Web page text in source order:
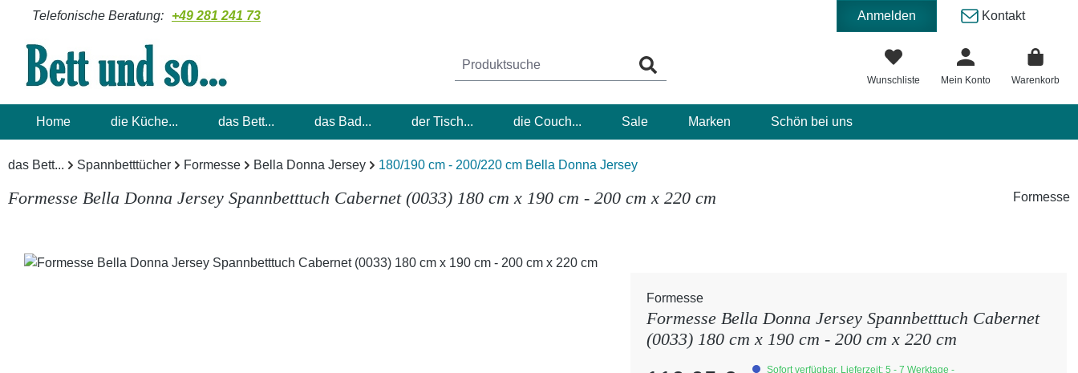
Hauptinhalt springen
Zur Suche springen
Zur Hauptnavigation springen
Telefonische Beratung: +49 281 241 73 Anmelden Kontakt
Wunschliste Mein Konto Warenkorb
Home die Küche... das Bett... das Bad... der Tisch... die Couch... Sale Marken Schön bei uns
das Bett... Spannbetttücher Formesse Bella Donna Jersey 180/190 cm - 200/220 cm Bella Donna Jersey
Formesse Bella Donna Jersey Spannbetttuch Cabernet (0033) 180 cm x 190 cm - 200 cm x 220 cm Formesse
Bildergalerie überspringen
Formesse
Formesse Bella Donna Jersey Spannbetttuch Cabernet
(0033) 180 cm x 190 cm - 200 cm x 220 cm
Sofort verfügbar, Lieferzeit: 5 - 7 Werktage -